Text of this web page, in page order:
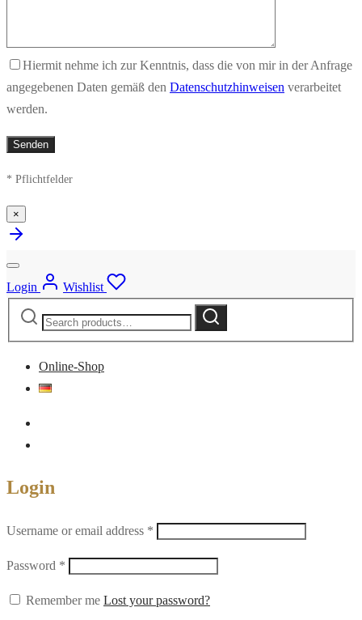
Hiermit nehme ich zur Kenntnis, dass die von mir in der Anfrage
angegebenen Daten gemäß den Datenschutzhinweisen verarbeitet
werden.
* Pflichtfelder
×
Login
Wishlist
Search
Search
Online-Shop
Login
Username or email address *
Password *
Remember me Lost your password?